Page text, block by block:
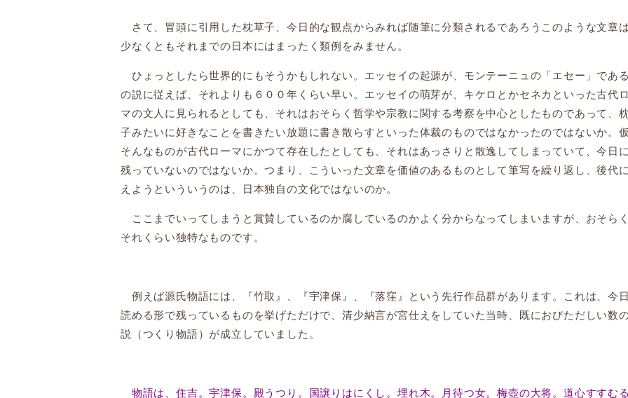
さて、冒頭に引用した枕草子、今日的な観点からみれば随筆に分類されるであろうこのような文章は
少なくともそれまでの日本にはまったく類例をみません。
ひょっとしたら世界的にもそうかもしれない。エッセイの起源が、モンテーニュの「エセー」であ
の説に従えば、それよりも６００年くらい早い。エッセイの萌芽が、キケロとかセネカといった古代
マの文人に見られるとしても、それはおそらく哲学や宗教に関する考察を中心としたものであって、
子みたいに好きなことを書きたい放題に書き散らすといった体裁のものではなかったのではないか。
そんなものが古代ローマにかつて存在したとしても、それはあっさりと散逸してしまっていて、今日
残っていないのではないか。つまり、こういった文章を価値のあるものとして筆写を繰り返し、後代
えようといういうのは、日本独自の文化ではないのか。
ここまでいってしまうと賞賛しているのか腐しているのかよく分からなってしまいますが、おそらく
それくらい独特なものです。
例えば源氏物語には、『竹取』、『宇津保』、『落窪』という先行作品群があります。これは、今日
読める形で残っているものを挙げただけで、清少納言が宮仕えをしていた当時、既におびただしい数
説（つくり物語）が成立していました。
物語は、住吉。宇津保。殿うつり。国譲りはにくし。埋れ木。月待つ女。梅壺の大将。道心すすむる